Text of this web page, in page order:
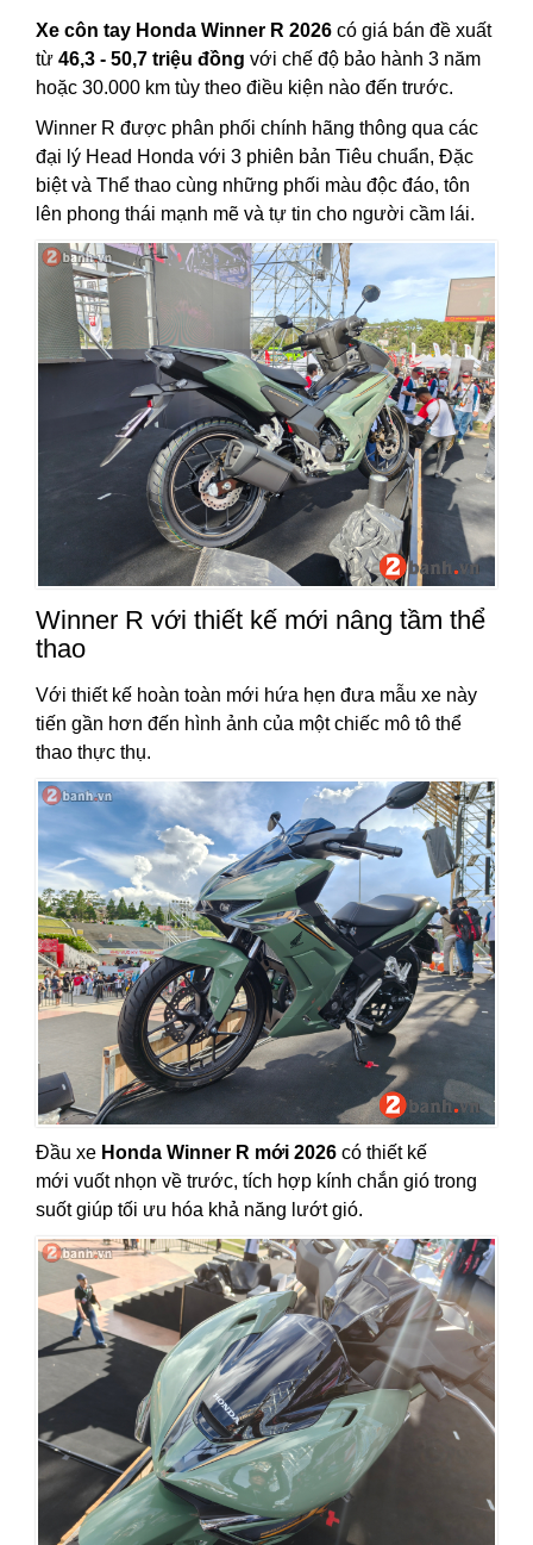
Xe côn tay Honda Winner R 2026 có giá bán đề xuất
từ 46,3 - 50,7 triệu đồng với chế độ bảo hành 3 năm
hoặc 30.000 km tùy theo điều kiện nào đến trước.
Winner R được phân phối chính hãng thông qua các
đại lý Head Honda với 3 phiên bản Tiêu chuẩn, Đặc
biệt và Thể thao cùng những phối màu độc đáo, tôn
lên phong thái mạnh mẽ và tự tin cho người cầm lái.
Winner R với thiết kế mới nâng tầm thể
thao
Với thiết kế hoàn toàn mới hứa hẹn đưa mẫu xe này
tiến gần hơn đến hình ảnh của một chiếc mô tô thể
thao thực thụ.
Đầu xe Honda Winner R mới 2026 có thiết kế
mới vuốt nhọn về trước, tích hợp kính chắn gió trong
suốt giúp tối ưu hóa khả năng lướt gió.